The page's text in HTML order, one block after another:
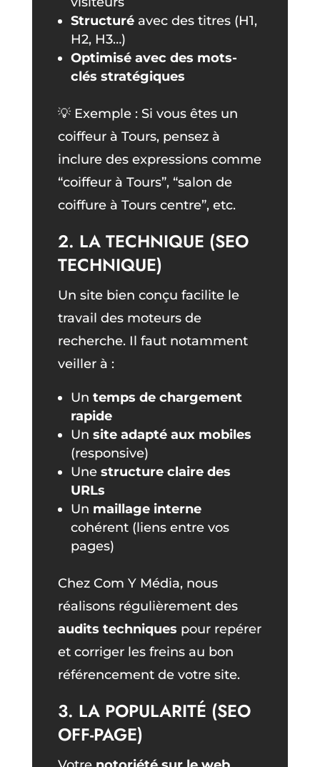
Structuréavec des titres (H1,
H2, H3…)
Optimisé avec des mots-
clés stratégiques
💡 Exemple : Si vous êtes un
coiffeur à Tours, pensez à
inclure des expressions comme
“coiffeur à Tours”, “salon de
coiffure à Tours centre”, etc.
2. LA TECHNIQUE (SEO
TECHNIQUE)
Un site bien conçu facilite le
travail des moteurs de
recherche. Il faut notamment
veiller à :
Un temps de chargement
rapide
Un site adapté aux mobiles
(responsive)
Une structure claire des
URLs
Un maillage interne
cohérent (liens entre vos
pages)
Chez Com Y Média, nous
réalisons régulièrement des
audits techniques pour repérer
et corriger les freins au bon
référencement de votre site.
3. LA POPULARITÉ (SEO
OFF-PAGE)